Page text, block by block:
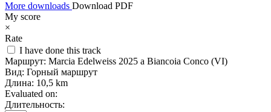
More downloads Download PDF
My score
×
Rate
I have done this track
Маршрут: Marcia Edelweiss 2025 a Biancoia Conco (VI)
Вид: Горный маршрут
Длина: 10,5 km
Evaluated on:
Длительность: